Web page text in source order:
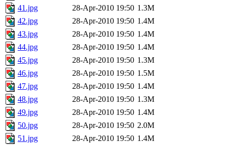
41.jpg
28-Apr-2010 19:50 1.3M
42.jpg
28-Apr-2010 19:50 1.4M
43.jpg
28-Apr-2010 19:50 1.4M
44.jpg
28-Apr-2010 19:50 1.4M
45.jpg
28-Apr-2010 19:50 1.3M
46.jpg
28-Apr-2010 19:50 1.5M
47.jpg
28-Apr-2010 19:50 1.4M
48.jpg
28-Apr-2010 19:50 1.3M
49.jpg
28-Apr-2010 19:50 1.4M
50.jpg
28-Apr-2010 19:50 2.0M
51.jpg
28-Apr-2010 19:50 1.4M